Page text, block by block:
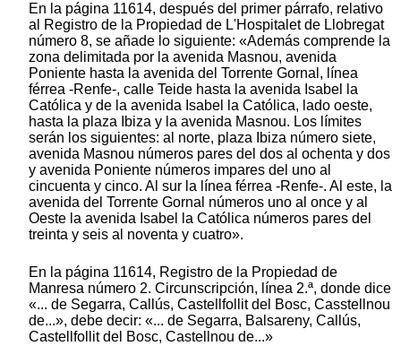
En la página 11614, después del primer párrafo, relativo
al Registro de la Propiedad de L'Hospitalet de Llobregat
número 8, se añade lo siguiente: «Además comprende la
zona delimitada por la avenida Masnou, avenida
Poniente hasta la avenida del Torrente Gornal, línea
férrea -Renfe-, calle Teide hasta la avenida Isabel la
Católica y de la avenida Isabel la Católica, lado oeste,
hasta la plaza Ibiza y la avenida Masnou. Los límites
serán los siguientes: al norte, plaza Ibiza número siete,
avenida Masnou números pares del dos al ochenta y dos
y avenida Poniente números impares del uno al
cincuenta y cinco. Al sur la línea férrea -Renfe-. Al este, la
avenida del Torrente Gornal números uno al once y al
Oeste la avenida Isabel la Católica números pares del
treinta y seis al noventa y cuatro».
En la página 11614, Registro de la Propiedad de
Manresa número 2. Circunscripción, línea 2.ª, donde dice
«... de Segarra, Callús, Castellfollit del Bosc, Casstellnou
de...», debe decir: «... de Segarra, Balsareny, Callús,
Castellfollit del Bosc, Castellnou de...»